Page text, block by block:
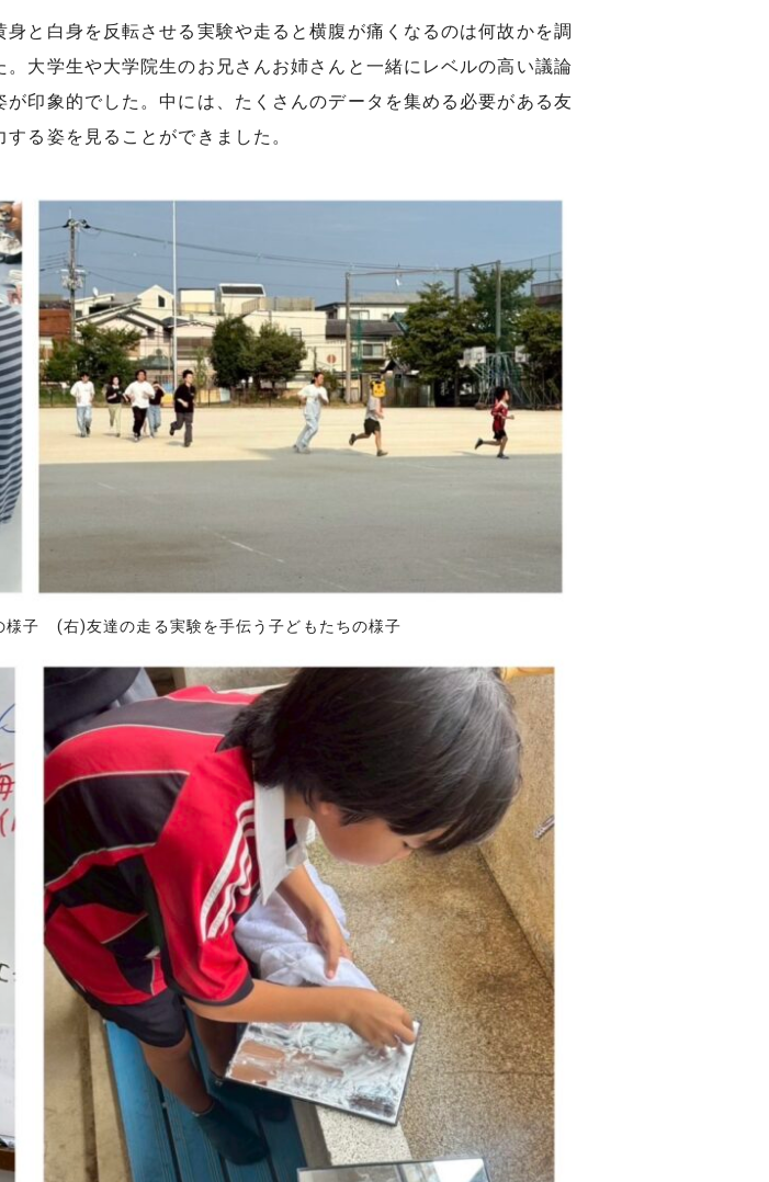
と白身を反転させる実験や走ると横腹が痛くなるのは何故かを調
大学生や大学院生のお兄さんお姉さんと一緒にレベルの高い議論
印象的でした。中には、たくさんのデータを集める必要がある友
る姿を見ることができました。
様子 (右)友達の走る実験を手伝う子どもたちの様子